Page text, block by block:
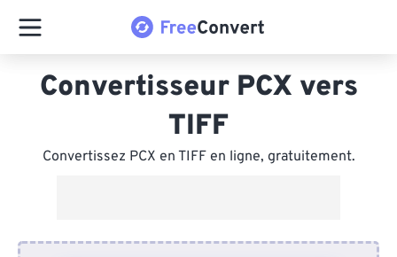
Convertisseur PCX vers
TIFF
Convertissez PCX en TIFF en ligne, gratuitement.